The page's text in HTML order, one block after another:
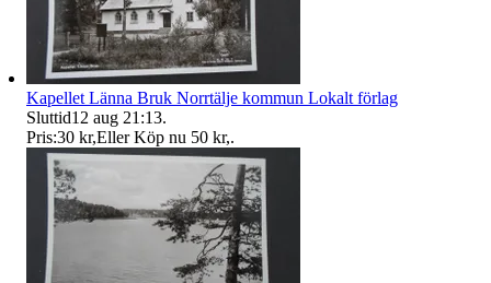
Kapellet Länna Bruk Norrtälje kommun Lokalt förlag
Sluttid12 aug 21:13.
Pris:30 kr,Eller Köp nu 50 kr,.